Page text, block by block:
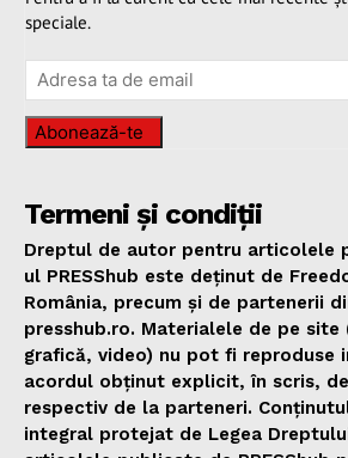
speciale.
Abonează-te
Termeni și condiții
Dreptul de autor pentru articolele
ul PRESShub este deținut de
România, precum și de partenerii
presshub.ro. Materialele de pe
grafică, video) nu pot fi reproduse
acordul obținut explicit, în scris, de
respectiv de la parteneri.
integral protejat de Legea